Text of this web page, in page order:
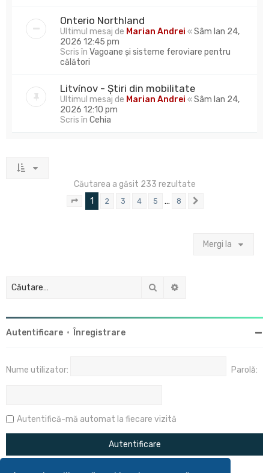
Onterio Northland
Ultimul mesaj de Marian Andrei «Sâm Ian 24,
2026 12:45 pm
Scris în Vagoane și sisteme feroviare pentru
călători
Litvínov - Știri din mobilitate
Ultimul mesaj de Marian Andrei «Sâm Ian 24,
2026 12:10 pm
Scris în Cehia
Căutarea a găsit 233 rezultate
Pagina1 din
1 2 3 4 5 … 8
Mergi la
Căutare
Autentificare • Înregistrare
Nume utilizator: Parolă:
Autentifică-mă automat la fiecare vizită